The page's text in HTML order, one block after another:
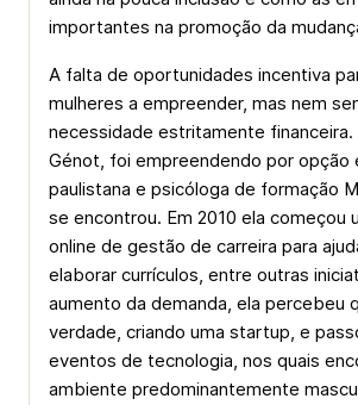
importantes na promoção da
A falta de oportunidades incentiva
mulheres a empreender, mas nem
necessidade estritamente financeira.
Génot, foi empreendendo por opção
paulistana e psicóloga de formação
se encontrou. Em 2010 ela começou
online de gestão de carreira para
elaborar currículos, entre outras
aumento da demanda, ela percebeu
verdade, criando uma startup, e
eventos de tecnologia, nos quais
ambiente predominantemente